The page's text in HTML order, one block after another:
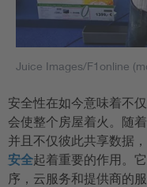
Juice Images/F1online
安全性在如今意味着不
会使整个房屋着火。随
并且不仅彼此共享数据
安全起着重要的作用。
序，云服务和提供商的